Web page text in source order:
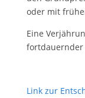
oder mit
Eine
fortdauernder
Link zur